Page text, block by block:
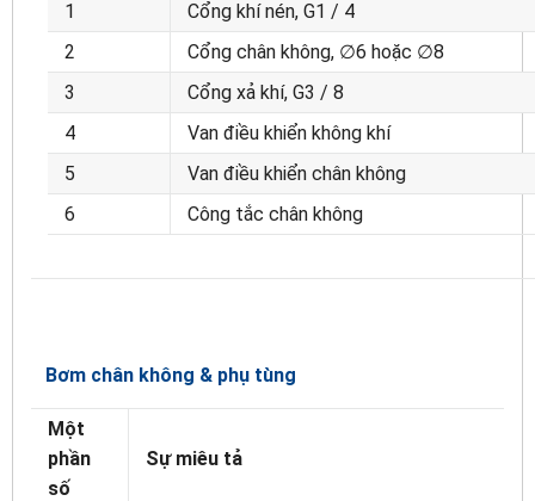
1
Cổng khí nén, G1 / 4
2
Cổng chân không, ∅6 hoặc ∅8
3
Cổng xả khí, G3 / 8
4
Van điều khiển không khí
5
Van điều khiển chân không
6
Công tắc chân không
Bơm chân không & phụ tùng
Một
phần
số
Sự miêu tả